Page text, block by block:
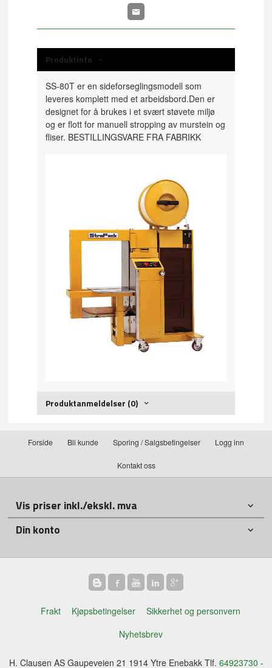
Produktinfo
SS-80T er en sideforseglingsmodell som
leveres komplett med et arbeidsbord.Den er
designet for å brukes i et svært støvete miljø
og er flott for manuell stropping av murstein og
fliser. BESTILLINGSVARE FRA FABRIKK
Produktanmeldelser (0)
Forside Bli kunde Sporing / Salgsbetingelser Logg inn
Kontakt oss
Vis priser inkl./ekskl. mva
Din konto
Frakt Kjøpsbetingelser
Sikkerhet og personvern
Nyhetsbrev
H. Clausen AS Gaupeveien 21 1914 Ytre Enebakk Tlf. 64923730 -